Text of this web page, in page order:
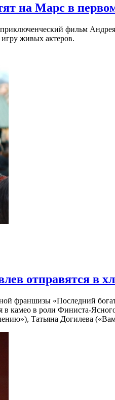
на Марс в
приключенческий фильм
живых актеров.
отправятся в
франшизы «Последний
камео в роли Финиста-
Татьяна Догилева